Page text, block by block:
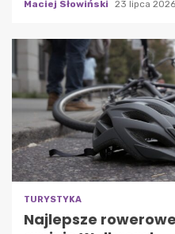
Maciej Słowiński 23 lipca 2026
TURYSTYKA
Najlepsze